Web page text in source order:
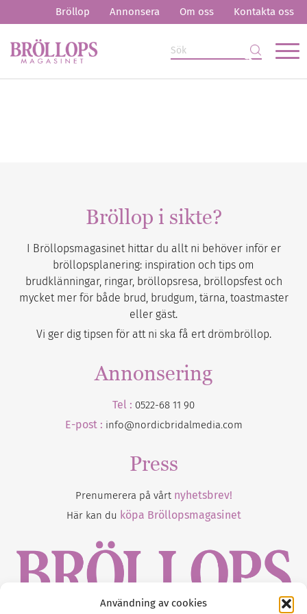
Användning av cookies
Bröllop Annonsera Om oss Kontakta oss
Bröllop i sikte?
I Bröllopsmagasinet hittar du allt ni behöver inför er
bröllopsplanering: inspiration och tips om
brudklänningar, ringar, bröllopsresa, bröllopsfest och
mycket mer för både brud, brudgum, tärna, toastmaster
eller gäst.
Vi ger dig tipsen för att ni ska få ert drömbröllop.
Annonsering
Tel : 0522-68 11 90
E-post : info@nordicbridalmedia.com
Press
Prenumerera på vårt nyhetsbrev!
Här kan du köpa Bröllopsmagasinet